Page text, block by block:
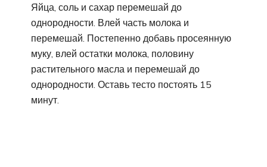
Яйца, соль и сахар перемешай до
однородности. Влей часть молока и
перемешай. Постепенно добавь просеянную
муку, влей остатки молока, половину
растительного масла и перемешай до
однородности. Оставь тесто постоять 15
минут.